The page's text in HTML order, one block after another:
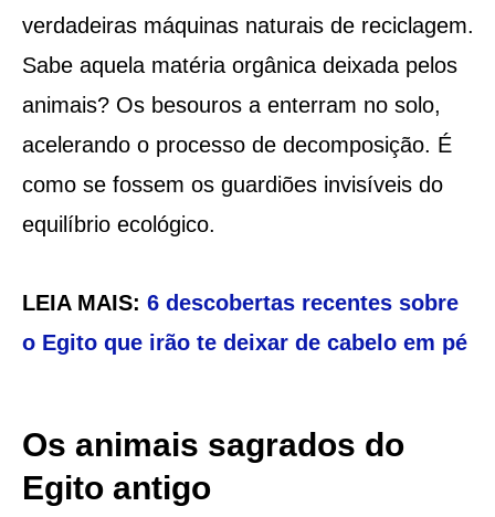
verdadeiras máquinas naturais de reciclagem.
Sabe aquela matéria orgânica deixada pelos
animais? Os besouros a enterram no solo,
acelerando o processo de decomposição. É
como se fossem os guardiões invisíveis do
equilíbrio ecológico.
LEIA MAIS: 6 descobertas recentes sobre
o Egito que irão te deixar de cabelo em pé
Os animais sagrados do
Egito antigo